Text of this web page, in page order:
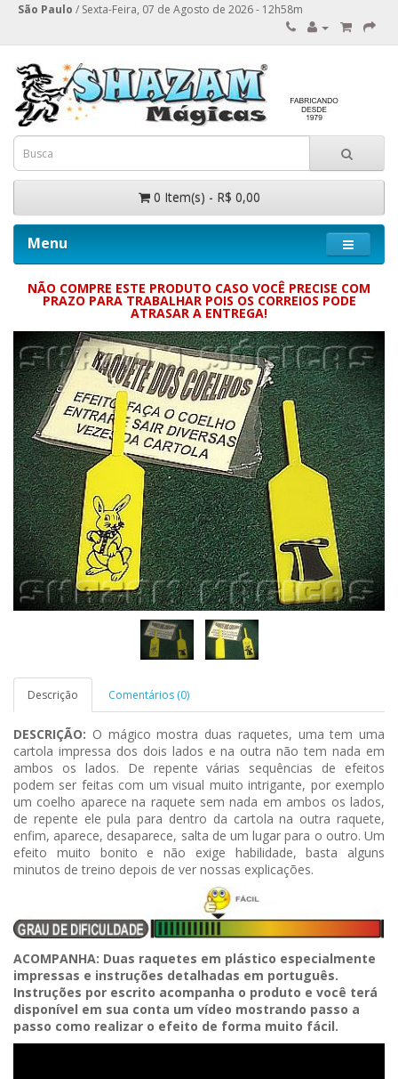
São Paulo / Sexta-Feira, 07 de Agosto de 2026 - 12h58m
0 Item(s) - R$ 0,00
Menu
NÃO COMPRE ESTE PRODUTO CASO VOCÊ PRECISE COM
PRAZO PARA TRABALHAR POIS OS CORREIOS PODE
ATRASAR A ENTREGA!
Descrição Comentários (0)
DESCRIÇÃO: O mágico mostra duas raquetes, uma tem uma
cartola impressa dos dois lados e na outra não tem nada em
ambos os lados. De repente várias sequências de efeitos
podem ser feitas com um visual muito intrigante, por exemplo
um coelho aparece na raquete sem nada em ambos os lados,
de repente ele pula para dentro da cartola na outra raquete,
enfim, aparece, desaparece, salta de um lugar para o outro. Um
efeito muito bonito e não exige habilidade, basta alguns
minutos de treino depois de ver nossas explicações.
ACOMPANHA: Duas raquetes em plástico especialmente
impressas e instruções detalhadas em português.
Instruções por escrito acompanha o produto e você terá
disponível em sua conta um vídeo mostrando passo a
passo como realizar o efeito de forma muito fácil.